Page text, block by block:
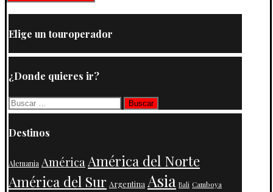
Elige un touroperador
¿Donde quieres ir?
Buscar:
Destinos
Alemania AméricaAmérica del Norte
América del Sur Argentina Asia Bali Camboya